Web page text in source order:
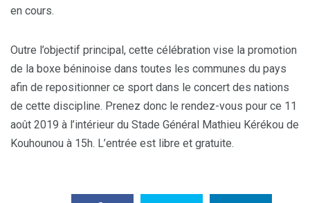
en cours.
Outre l’objectif principal, cette célébration vise la promotion
de la boxe béninoise dans toutes les communes du pays
afin de repositionner ce sport dans le concert des nations
de cette discipline. Prenez donc le rendez-vous pour ce 11
août 2019 à l’intérieur du Stade Général Mathieu Kérékou de
Kouhounou à 15h. L’entrée est libre et gratuite.